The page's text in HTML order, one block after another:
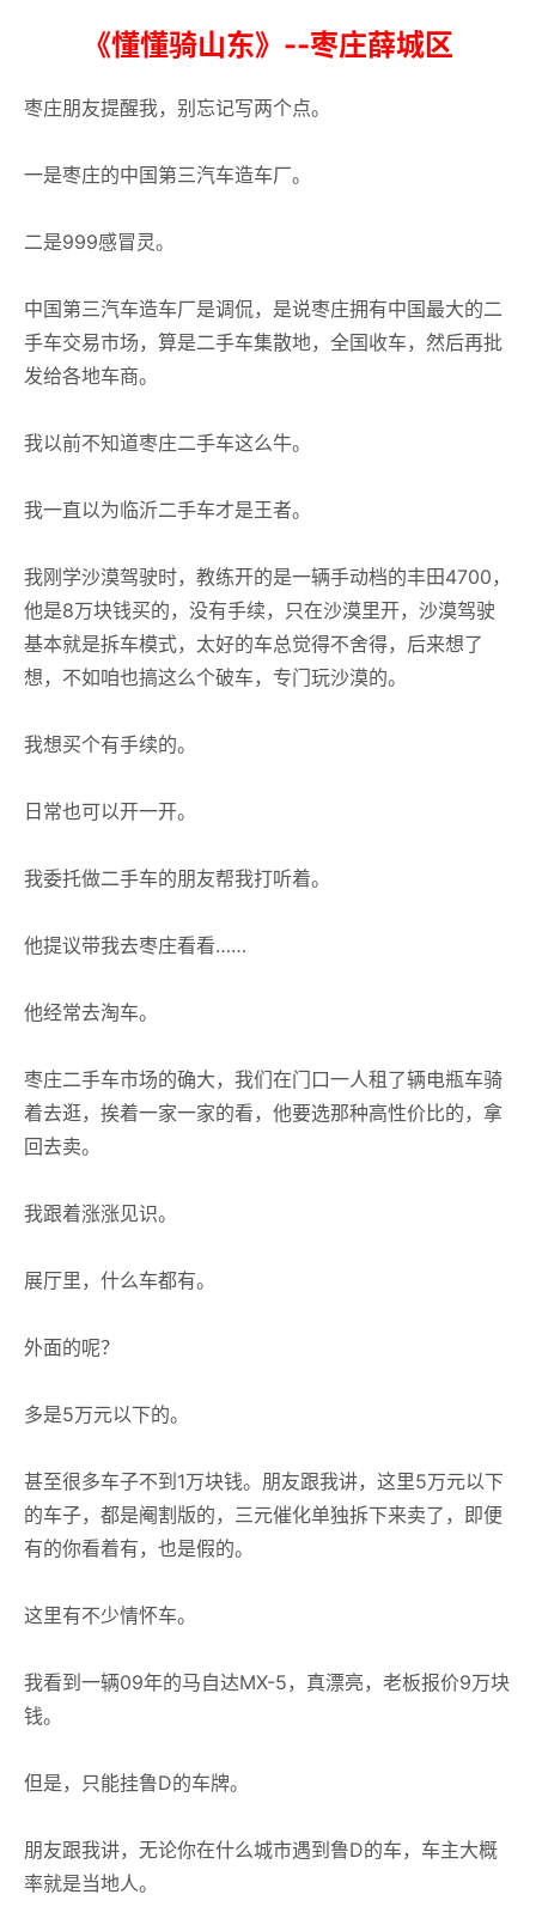
《懂懂骑山东》--枣庄薛城区
枣庄朋友提醒我，别忘记写两个点。
一是枣庄的中国第三汽车造车厂。
二是999感冒灵。
中国第三汽车造车厂是调侃，是说枣庄拥有中国最大的二
手车交易市场，算是二手车集散地，全国收车，然后再批
发给各地车商。
我以前不知道枣庄二手车这么牛。
我一直以为临沂二手车才是王者。
我刚学沙漠驾驶时，教练开的是一辆手动档的丰田4700，
他是8万块钱买的，没有手续，只在沙漠里开，沙漠驾驶
基本就是拆车模式，太好的车总觉得不舍得，后来想了
想，不如咱也搞这么个破车，专门玩沙漠的。
我想买个有手续的。
日常也可以开一开。
我委托做二手车的朋友帮我打听着。
他提议带我去枣庄看看……
他经常去淘车。
枣庄二手车市场的确大，我们在门口一人租了辆电瓶车骑
着去逛，挨着一家一家的看，他要选那种高性价比的，拿
回去卖。
我跟着涨涨见识。
展厅里，什么车都有。
外面的呢？
多是5万元以下的。
甚至很多车子不到1万块钱。朋友跟我讲，这里5万元以下
的车子，都是阉割版的，三元催化单独拆下来卖了，即便
有的你看着有，也是假的。
这里有不少情怀车。
我看到一辆09年的马自达MX-5，真漂亮，老板报价9万块
钱。
但是，只能挂鲁D的车牌。
朋友跟我讲，无论你在什么城市遇到鲁D的车，车主大概
率就是当地人。